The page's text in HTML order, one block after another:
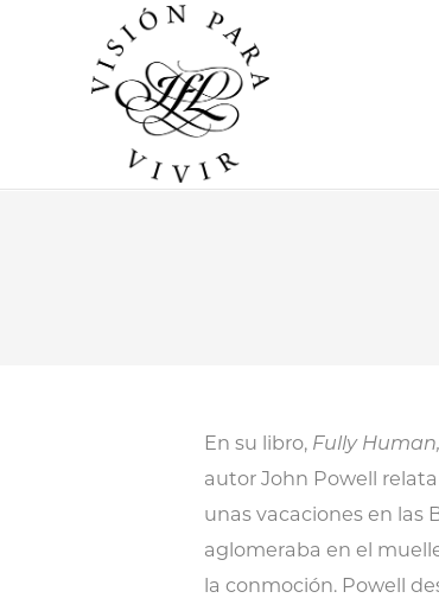
En su libro, Fully
autor John Powell
unas vacaciones en las
aglomeraba en el
la conmoción. Powell